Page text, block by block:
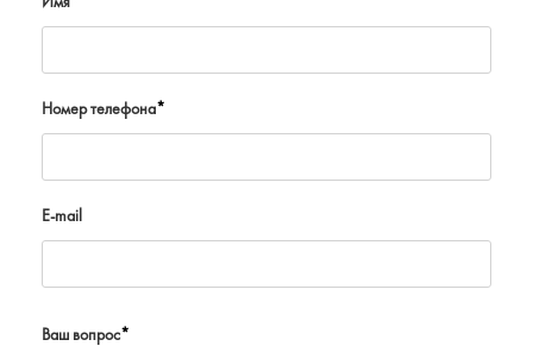
Номер телефона*
E-mail
Ваш вопрос*